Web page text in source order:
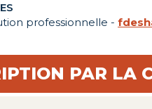
professionnelle -
PAR LA